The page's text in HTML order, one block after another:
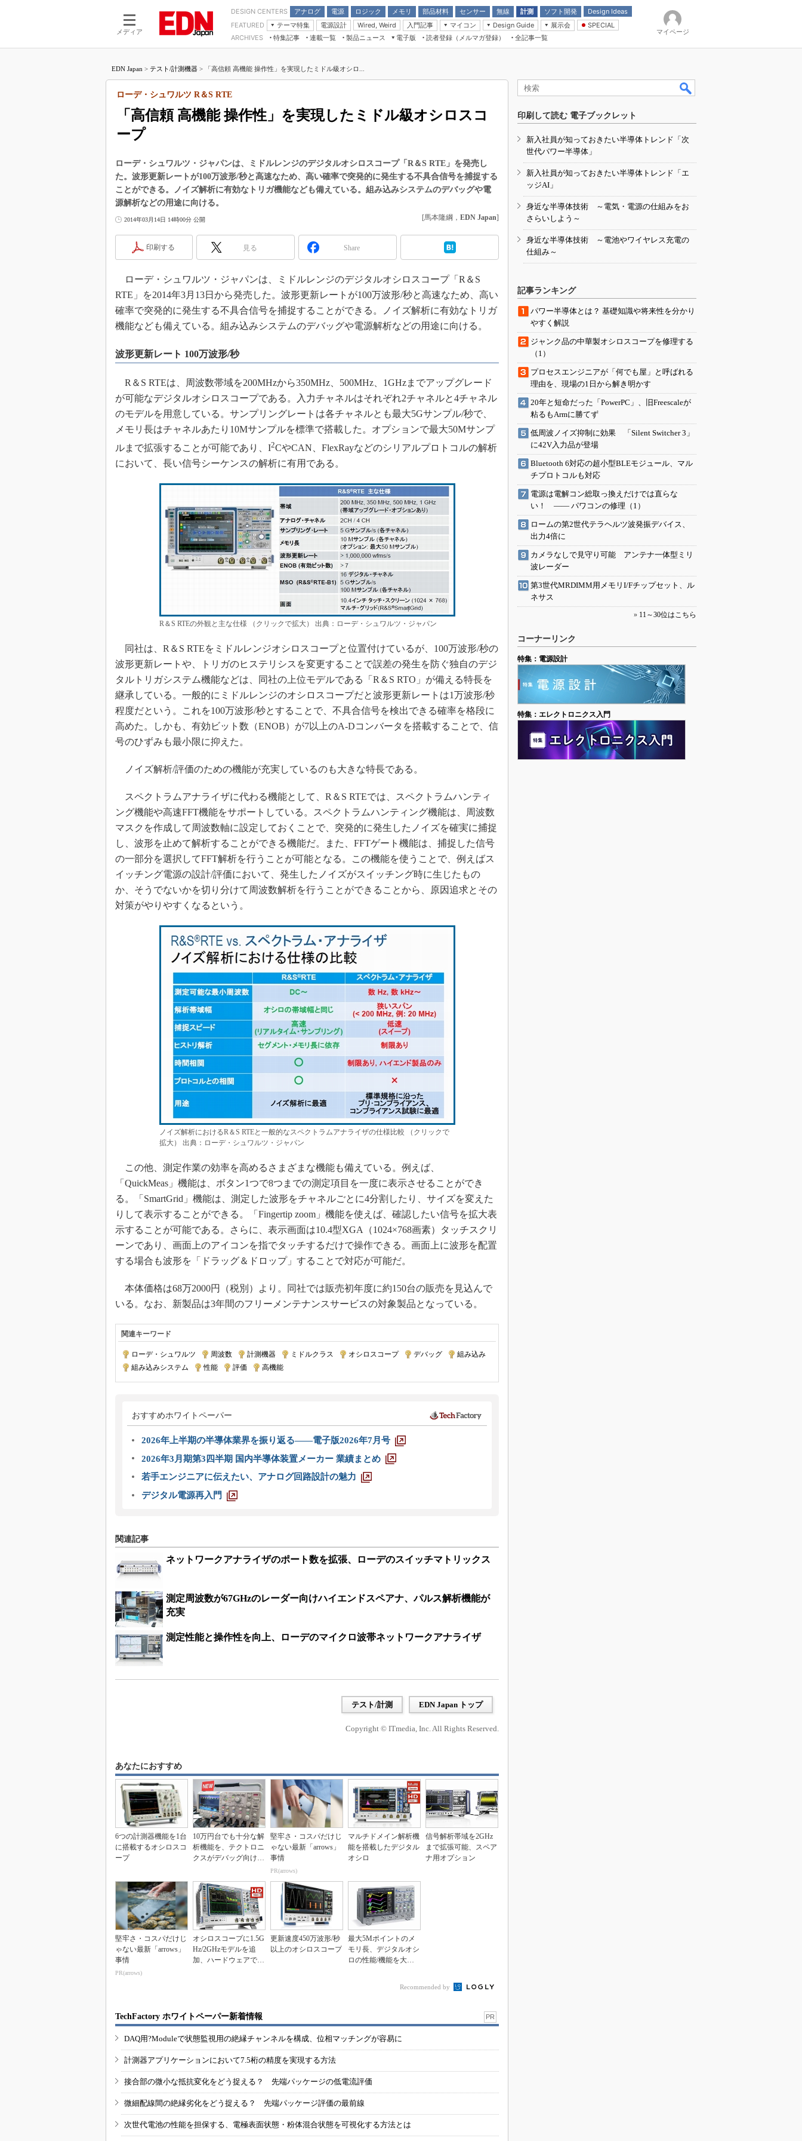
メディア
DESIGN CENTERS アナログ
電源
モーター
ロジック
LSI
メモリ
部品材料
受動部品
センサー 無線 計測 ソフト開発
Design Ideas
アナログ機能回路
計測とテスト
Wired, Weird
FEATURED
テーマ特集
つながるクルマ
エレクトロニクス入門
製品解剖（EE Times Japan）
電源設計 Wired, Weird
入門記事
モーター入門
マイコン
マイコン講座
Design Guide
計測機器
展示会
CEATEC
組込み/エッジコンピューティング展
人とくるま展
SPECIAL
Microchip情報
ARCHIVES 特集記事
連載一覧
マイクロプロセッサ懐古録
用講座
たった2つの式で始めるDC/DCコン
バーターの設計
Wired, Weird
マイコン講座
Q&Aで学ぶマイコン講座
高速シリアル伝送技術講座
記録計／データロガーの基礎知識
アナログ設計のきほん／ADCとノイ
めざせ高効率！ モーター駆動入門講
座
Bluetooth mesh入門
「SPICEの仕組みとその活用設計」
計測器メーカーから見た5G
う変わる？
IoT時代の無線規格を知る【Thread
編】
IoT時代の無線規格を知る【Z-Wave
製品ニュース
電子版
電子ブックレット
読者登録（メルマガ登録） 全記事一覧
マイページ
EDN Japan > テスト/計測機器 > 「高信頼 高機能 操作性」を実現したミドル級オシロ...
「高信頼 高機能 操作性」を実現したミドル級オシロスコ
ープ
ローデ・シュワルツ R＆S RTE
ローデ・シュワルツ・ジャパンは、ミドルレンジのデジタルオシロスコープ「R＆S RTE」を発売し
た。波形更新レートが100万波形/秒と高速なため、高い確率で突発的に発生する不具合信号を捕捉する
ことができる。ノイズ解析に有効なトリガ機能なども備えている。組み込みシステムのデバッグや電
源解析などの用途に向ける。
2014年03月14日 14時00分 公開 [馬本隆綱， EDN Japan]
印刷する 見る Share
ローデ・シュワルツ・ジャパンは、ミドルレンジのデジタルオシロスコープ「R＆S
RTE」を2014年3月13日から発売した。波形更新レートが100万波形/秒と高速なため、高い
確率で突発的に発生する不具合信号を捕捉することができる。ノイズ解析に有効なトリガ
機能なども備えている。組み込みシステムのデバッグや電源解析などの用途に向ける。
波形更新レート 100万波形/秒
R＆S RTEは、周波数帯域を200MHzから350MHz、500MHz、1GHzまでアップグレード
が可能なデジタルオシロスコープである。入力チャネルはそれぞれ2チャネルと4チャネル
のモデルを用意している。サンプリングレートは各チャネルとも最大5Gサンプル/秒で、
メモリ長はチャネルあたり10Mサンプルを標準で搭載した。オプションで最大50Mサンプ
ルまで拡張することが可能であり、I2CやCAN、FlexRayなどのシリアルプロトコルの解析
において、長い信号シーケンスの解析に有用である。
R＆S RTEの外観と主な仕様 （クリックで拡大） 出典：ローデ・シュワルツ・ジャパン
同社は、R＆S RTEをミドルレンジオシロスコープと位置付けているが、100万波形/秒の
波形更新レートや、トリガのヒステリシスを変更することで誤差の発生を防ぐ独自のデジ
タルトリガシステム機能などは、同社の上位モデルである「R＆S RTO」が備える特長を
継承している。一般的にミドルレンジのオシロスコープだと波形更新レートは1万波形/秒
程度だという。これを100万波形/秒とすることで、不具合信号を検出できる確率を格段に
高めた。しかも、有効ビット数（ENOB）が7以上のA-Dコンバータを搭載することで、信
号のひずみも最小限に抑えた。
ノイズ解析/評価のための機能が充実しているのも大きな特長である。
スペクトラムアナライザに代わる機能として、R＆S RTEでは、スペクトラムハンティ
ング機能や高速FFT機能をサポートしている。スペクトラムハンティング機能は、周波数
マスクを作成して周波数軸に設定しておくことで、突発的に発生したノイズを確実に捕捉
し、波形を止めて解析することができる機能だ。また、FFTゲート機能は、捕捉した信号
の一部分を選択してFFT解析を行うことが可能となる。この機能を使うことで、例えばス
イッチング電源の設計/評価において、発生したノイズがスイッチング時に生じたもの
か、そうでないかを切り分けて周波数解析を行うことができることから、原因追求とその
対策がやりやすくなるという。
ノイズ解析におけるR＆S RTEと一般的なスペクトラムアナライザの仕様比較 （クリックで
拡大） 出典：ローデ・シュワルツ・ジャパン
この他、測定作業の効率を高めるさまざまな機能も備えている。例えば、
「QuickMeas」機能は、ボタン1つで8つまでの測定項目を一度に表示させることができ
る。「SmartGrid」機能は、測定した波形をチャネルごとに4分割したり、サイズを変えた
りして表示することができる。「Fingertip zoom」機能を使えば、確認したい信号を拡大表
示することが可能である。さらに、表示画面は10.4型XGA（1024×768画素）タッチスクリ
ーンであり、画面上のアイコンを指でタッチするだけで操作できる。画面上に波形を配置
する場合も波形を「ドラッグ＆ドロップ」することで対応が可能だ。
本体価格は68万2000円（税別）より。同社では販売初年度に約150台の販売を見込んで
いる。なお、新製品は3年間のフリーメンテナンスサービスの対象製品となっている。
関連キーワード
ローデ・シュワルツ 周波数 計測機器 ミドルクラス オシロスコープ| デバッグ 組み込み
組み込みシステム
性能 評価 高機能
おすすめホワイトペーパー
2026年上半期の半導体業界を振り返る――電子版2026年7月号
2026年3月期第3四半期 国内半導体装置メーカー 業績まとめ
若手エンジニアに伝えたい、アナログ回路設計の魅力
デジタル電源再入門
関連記事
ネットワークアナライザのポート数を拡張、ローデのスイッチマトリックス
測定周波数が67GHzのレーダー向けハイエンドスペアナ、パルス解析機能が
充実
測定性能と操作性を向上、ローデのマイクロ波帯ネットワークアナライザ
テスト/計測 EDN Japan トップ
Copyright © ITmedia, Inc. All Rights Reserved.
あなたにおすすめ
6つの計測器機能を1台
に搭載するオシロスコ
ープ
10万円台でも十分な解
析機能を、テクトロニ
クスがデバッグ向けオ
堅牢さ・コスパだけじ
ゃない最新「arrows」
事情
PR(arrows)
マルチドメイン解析機
能を搭載したデジタル
オシロ
信号解析帯域を2GHz
まで拡張可能、スペア
ナ用オプション
堅牢さ・コスパだけじ
ゃない最新「arrows」
事情
PR(arrows)
オシロスコープに1.5G
Hz/2GHzモデルを追
加、ハードウェアで50
更新速度450万波形/秒
以上のオシロスコープ
最大5Mポイントのメ
モリ長、デジタルオシ
ロの性能/機能を大幅
Recommended by
TechFactory ホワイトペーパー新着情報 PR
DAQ用?Moduleで状態監視用の絶縁チャンネルを構成、位相マッチングが容易に
計測器アプリケーションにおいて7.5桁の精度を実現する方法
接合部の微小な抵抗変化をどう捉える？ 先端パッケージの低電流評価
微細配線間の絶縁劣化をどう捉える？ 先端パッケージ評価の最前線
次世代電池の性能を担保する、電極表面状態・粉体混合状態を可視化する方法とは
印刷して読む 電子ブックレット
新入社員が知っておきたい半導体トレンド「次
世代パワー半導体」
新入社員が知っておきたい半導体トレンド「エ
ッジAI」
身近な半導体技術 ～電気・電源の仕組みをお
さらいしよう～
身近な半導体技術 ～電池やワイヤレス充電の
仕組み～
記事ランキング
パワー半導体とは？ 基礎知識や将来性を分かり
やすく解説
ジャンク品の中華製オシロスコープを修理する
（1）
プロセスエンジニアが「何でも屋」と呼ばれる
理由を、現場の1日から解き明かす
20年と短命だった「PowerPC」、旧Freescaleが
粘るもArmに勝てず
低周波ノイズ抑制に効果 「Silent Switcher 3」
に42V入力品が登場
Bluetooth 6対応の超小型BLEモジュール、マル
チプロトコルも対応
電源は電解コン総取っ換えだけでは直らな
い！ ―― パワコンの修理（1）
ロームの第2世代テラヘルツ波発振デバイス、
出力4倍に
カメラなしで見守り可能 アンテナ一体型ミリ
波レーダー
第3世代MRDIMM用メモリI/Fチップセット、ル
ネサス
» 11～30位はこちら
コーナーリンク
特集：電源設計
特集：エレクトロニクス入門